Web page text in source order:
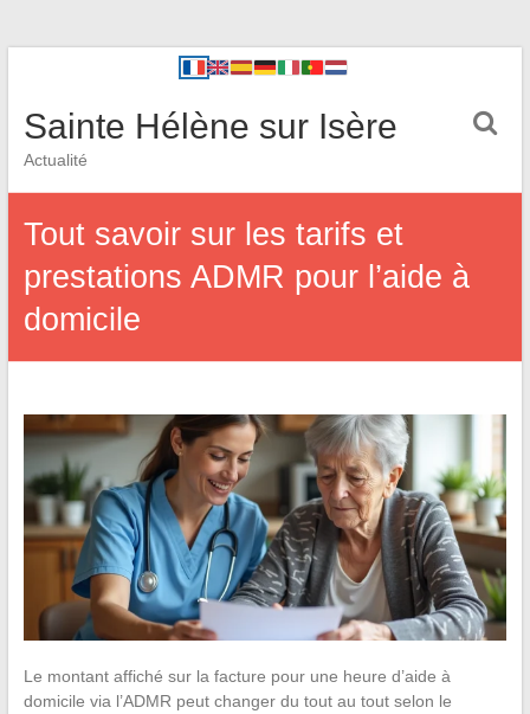
Sainte Hélène sur Isère
Actualité
Tout savoir sur les tarifs et
prestations ADMR pour l’aide à
domicile
Le montant affiché sur la facture pour une heure d’aide à
domicile via l’ADMR peut changer du tout au tout selon le